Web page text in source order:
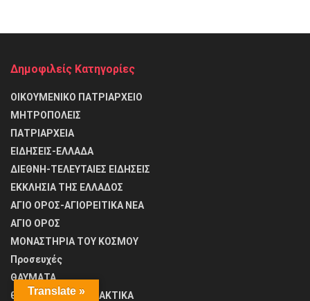
Δημοφιλείς Κατηγορίες
ΟΙΚΟΥΜΕΝΙΚΟ ΠΑΤΡΙΑΡΧΕΙΟ
ΜΗΤΡΟΠΟΛΕΙΣ
ΠΑΤΡΙΑΡΧΕΙΑ
ΕΙΔΗΣΕΙΣ-ΕΛΛΑΔΑ
ΔΙΕΘΝΗ-ΤΕΛΕΥΤΑΙΕΣ ΕΙΔΗΣΕΙΣ
ΕΚΚΛΗΣΙΑ ΤΗΣ ΕΛΛΑΔΟΣ
ΑΓΙΟ ΟΡΟΣ-ΑΓΙΟΡΕΙΤΙΚΑ ΝΕΑ
ΑΓΙΟ ΟΡΟΣ
ΜΟΝΑΣΤΗΡΙΑ ΤΟΥ ΚΟΣΜΟΥ
Προσευχές
ΘΑΥΜΑΤΑ
θΕΟΛΟΓΙΚΑ ΚΑΙ ΔΙΔΑΚΤΙΚΑ
Translate »